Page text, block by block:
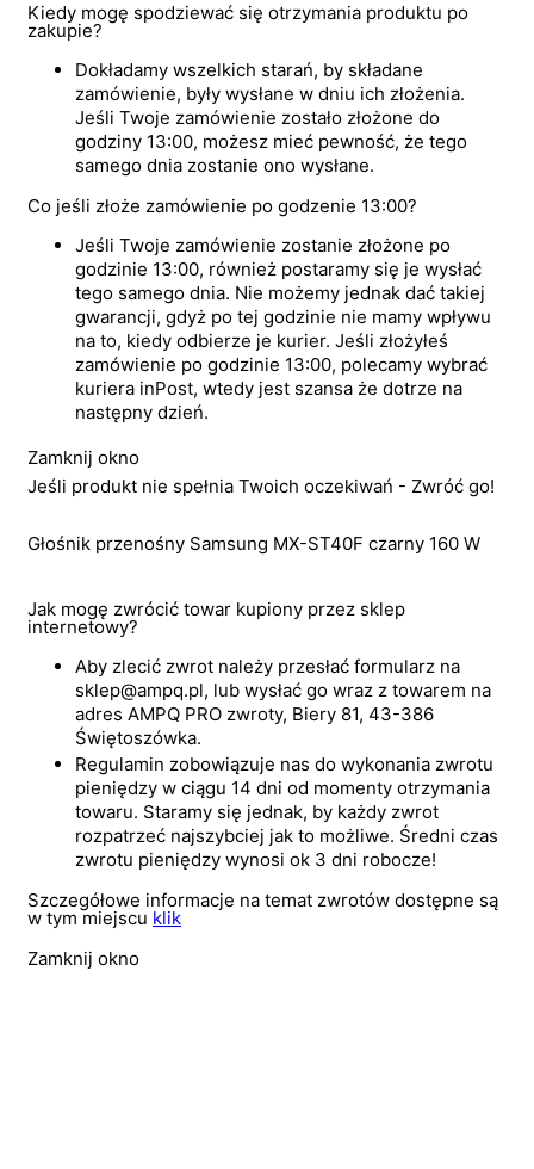
Kiedy mogę spodziewać się otrzymania produktu po
zakupie?
Dokładamy wszelkich starań, by składane
zamówienie, były wysłane w dniu ich złożenia.
Jeśli Twoje zamówienie zostało złożone do
godziny 13:00, możesz mieć pewność, że tego
samego dnia zostanie ono wysłane.
Co jeśli złoże zamówienie po godzenie 13:00?
Jeśli Twoje zamówienie zostanie złożone po
godzinie 13:00, również postaramy się je wysłać
tego samego dnia. Nie możemy jednak dać takiej
gwarancji, gdyż po tej godzinie nie mamy wpływu
na to, kiedy odbierze je kurier. Jeśli złożyłeś
zamówienie po godzinie 13:00, polecamy wybrać
kuriera inPost, wtedy jest szansa że dotrze na
następny dzień.
Zamknij okno
Jeśli produkt nie spełnia Twoich oczekiwań - Zwróć go!
Głośnik przenośny Samsung MX-ST40F czarny 160 W
Jak mogę zwrócić towar kupiony przez sklep
internetowy?
Aby zlecić zwrot należy przesłać formularz na
sklep@ampq.pl, lub wysłać go wraz z towarem na
adres AMPQ PRO zwroty, Biery 81, 43-386
Świętoszówka.
Regulamin zobowiązuje nas do wykonania zwrotu
pieniędzy w ciągu 14 dni od momenty otrzymania
towaru. Staramy się jednak, by każdy zwrot
rozpatrzeć najszybciej jak to możliwe. Średni czas
zwrotu pieniędzy wynosi ok 3 dni robocze!
Szczegółowe informacje na temat zwrotów dostępne są
w tym miejscu klik
Zamknij okno